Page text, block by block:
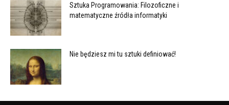
Sztuka Programowania: Filozoficzne i
matematyczne źródła informatyki
Nie będziesz mi tu sztuki definiować!